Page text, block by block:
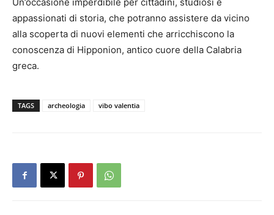
Un’occasione imperdibile per cittadini, studiosi e
appassionati di storia, che potranno assistere da vicino
alla scoperta di nuovi elementi che arricchiscono la
conoscenza di Hipponion, antico cuore della Calabria
greca.
TAGS archeologia vibo valentia